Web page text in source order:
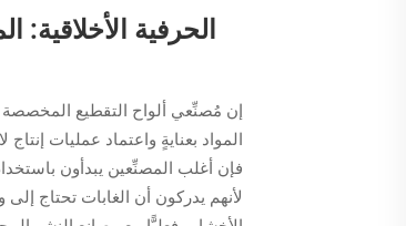
الحرفية
إن مُصنِّعي ألواح التقطيع المخصصة
المواد بعنايةٍ واعتماد عمليات
لأنهم يدركون أن الغابات تحتاج